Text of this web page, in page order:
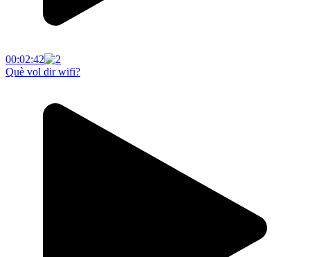
00:02:42
Què vol dir wifi?